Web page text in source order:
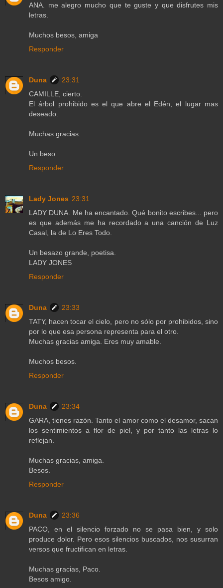
ANA. me alegro mucho que te guste y que disfrutes mis
letras.
Muchos besos, amiga
Responder
Duna
23:31
CAMILLE, cierto.
El árbol prohibido es el que abre el Edén, el lugar mas
deseado.
Muchas gracias.
Un beso
Responder
Lady Jones 23:31
LADY DUNA. Me ha encantado. Qué bonito escribes... pero
es que además me ha recordado a una canción de Luz
Casal, la de Lo Eres Todo.
Un besazo grande, poetisa.
LADY JONES
Responder
Duna
23:33
TATY, hacen tocar el cielo, pero no sólo por prohibidos, sino
por lo que esa persona representa para el otro.
Muchas gracias amiga. Eres muy amable.
Muchos besos.
Responder
Duna
23:34
GARA, tienes razón. Tanto el amor como el desamor, sacan
los sentimientos a flor de piel, y por tanto las letras lo
reflejan.
Muchas gracias, amiga.
Besos.
Responder
Duna
23:36
PACO, en el silencio forzado no se pasa bien, y solo
produce dolor. Pero esos silencios buscados, nos susurran
versos que fructifican en letras.
Muchas gracias, Paco.
Besos amigo.